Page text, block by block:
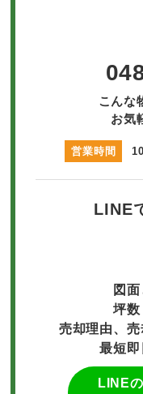
こんな
お気
営業時間
LINE
図
坪数
売却理由、売
最短
LINEの